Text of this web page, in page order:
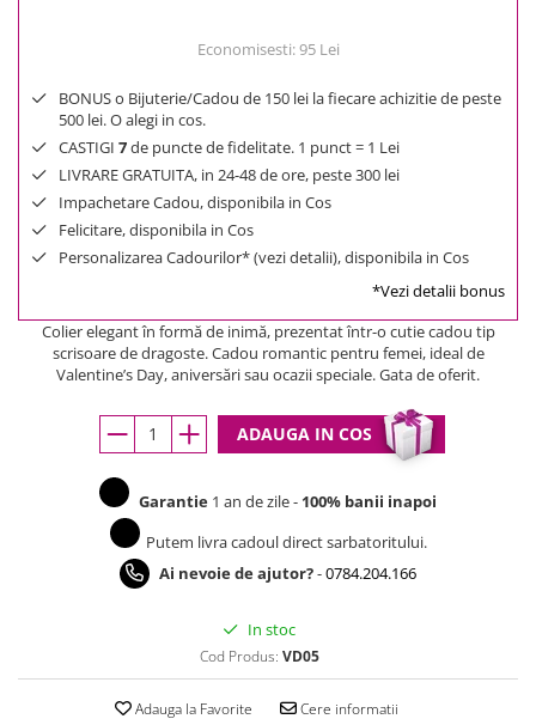
Economisesti:95 Lei
BONUS o Bijuterie/Cadou de 150 lei la fiecare achizitie de peste
500 lei. O alegi in cos.
CASTIGI 7de puncte de fidelitate. 1 punct = 1 Lei
LIVRARE GRATUITA, in 24-48 de ore, peste 300 lei
Impachetare Cadou, disponibila in Cos
Felicitare, disponibila in Cos
Personalizarea Cadourilor* (vezi detalii), disponibila in Cos
*Vezi detalii bonus
Colier elegant în formă de inimă, prezentat într-o cutie cadou tip
scrisoare de dragoste. Cadou romantic pentru femei, ideal de
Valentine’s Day, aniversări sau ocazii speciale. Gata de oferit.
ADAUGA IN COS
Garantie 1 an de zile - 100% banii inapoi
Putem livra cadoul direct sarbatoritului.
Ai nevoie de ajutor?-0784.204.166
In stoc
Cod Produs: VD05
Adauga la Favorite Cere informatii